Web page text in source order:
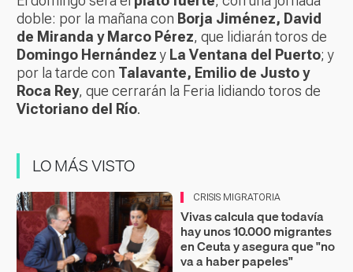
doble: por la mañana con Borja Jiménez, David
de Miranda y Marco Pérez, que lidiarán toros de
Domingo Hernándezy La Ventana del Puerto; y
por la tarde con Talavante, Emilio de Justo y
Roca Rey, que cerrarán la Feria lidiando toros de
Victoriano del Río.
LO MÁS VISTO
CRISIS MIGRATORIA
Vivas calcula que todavía
hay unos 10.000 migrantes
en Ceuta y asegura que "no
va a haber papeles"